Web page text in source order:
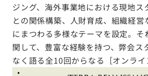
ジング、海外事業地における現地ス
との関係構築、人財育成、組織経営
にまつわる多様なテーマを設定。そ
関して、豊富な経験を持つ、弊会ス
なく語る全10回からなる［オンライ